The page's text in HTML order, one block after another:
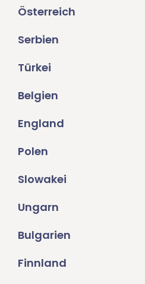
Österreich
Serbien
Türkei
Belgien
England
Polen
Slowakei
Ungarn
Bulgarien
Finnland